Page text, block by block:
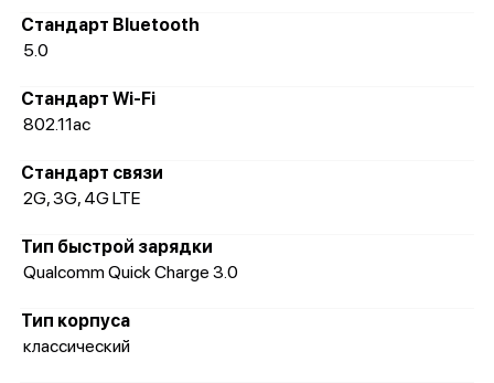
Стандарт Bluetooth
5.0
Стандарт Wi-Fi
802.11ac
Стандарт связи
2G, 3G, 4G LTE
Тип быстрой зарядки
Qualcomm Quick Charge 3.0
Тип корпуса
классический